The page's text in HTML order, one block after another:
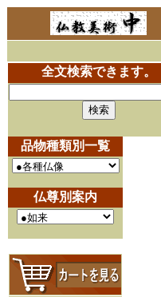
全文検索できます。
品物種類別一覧
仏尊別案内